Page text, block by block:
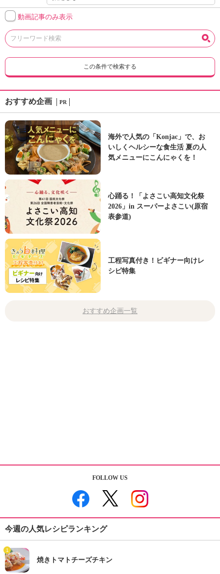
動画記事のみ表示
この条件で検索する
おすすめ企画 PR
海外で人気の「Konjac」で、お
いしくヘルシーな食生活 夏の人
気メニューにこんにゃくを！
心踊る！「よさこい高知文化祭
2026」in スーパーよさこい(原宿
表参道)
工程写真付き！ビギナー向けレ
シピ特集
おすすめ企画一覧
FOLLOW US
今週の人気レシピランキング
1
焼きトマトチーズチキン